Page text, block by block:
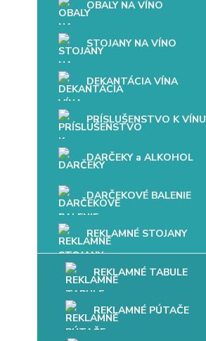
OBALY NA VÍNO
STOJANY NA VÍNO
DEKANTÁCIA VÍNA
PRÍSLUŠENSTVO K VÍNU
DARČEKY a ALKOHOL
DARČEKOVÉ BALENIE
REKLAMNÉ STOJANY
REKLAMNÉ TABULE
REKLAMNÉ PÚTAČE